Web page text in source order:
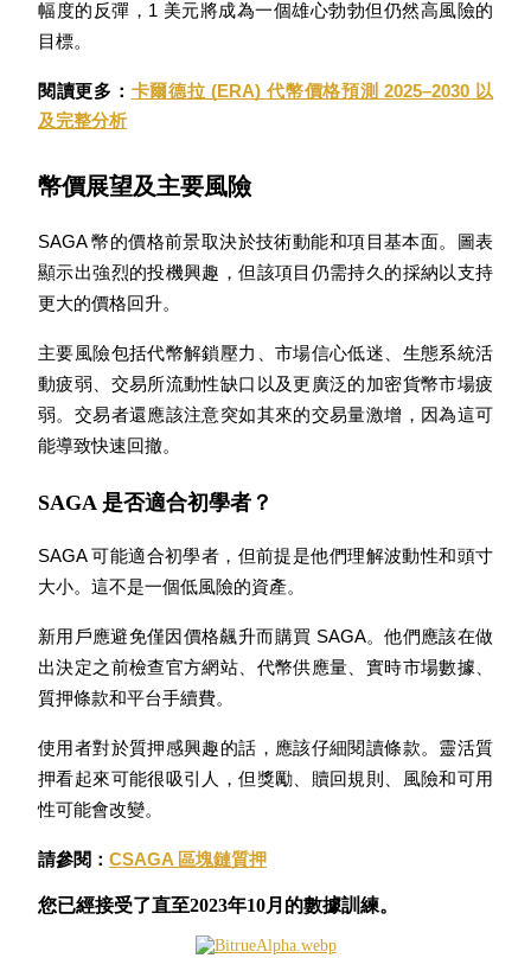
享受活期理財及長期收益
學習理財
了解如何賺取穩定收入
Bitrue AI
合夥人計劃
幅度的反彈，1 美元將成為一個雄心勃勃但仍然高風險的
目標。
閱讀更多： 卡爾德拉 (ERA) 代幣價格預測 2025–2030 以
及完整分析
幣價展望及主要風險
SAGA 幣的價格前景取決於技術動能和項目基本面。圖表
顯示出強烈的投機興趣，但該項目仍需持久的採納以支持
更大的價格回升。
主要風險包括代幣解鎖壓力、市場信心低迷、生態系統活
動疲弱、交易所流動性缺口以及更廣泛的加密貨幣市場疲
弱。交易者還應該注意突如其來的交易量激增，因為這可
能導致快速回撤。
SAGA 是否適合初學者？
SAGA 可能適合初學者，但前提是他們理解波動性和頭寸
大小。這不是一個低風險的資產。
新用戶應避免僅因價格飆升而購買 SAGA。他們應該在做
出決定之前檢查官方網站、代幣供應量、實時市場數據、
質押條款和平台手續費。
使用者對於質押感興趣的話，應該仔細閱讀條款。靈活質
押看起來可能很吸引人，但獎勵、贖回規則、風險和可用
性可能會改變。
請參閱： CSAGA 區塊鏈質押
您已經接受了直至2023年10月的數據訓練。